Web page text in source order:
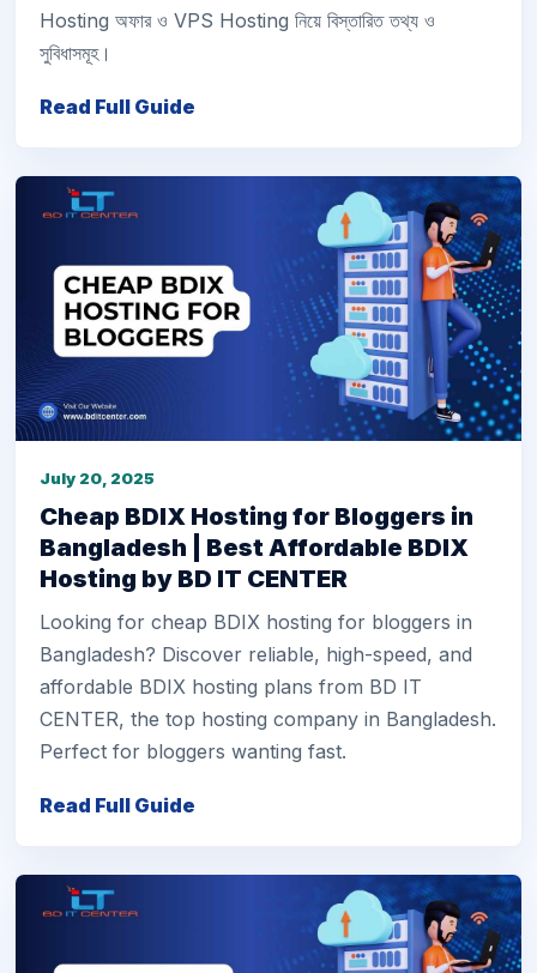
Hosting অফার ও VPS Hosting নিয়ে বিস্তারিত তথ্য ও
সুবিধাসমূহ।
Read Full Guide
July 20, 2025
Cheap BDIX Hosting for Bloggers in
Bangladesh | Best Affordable BDIX
Hosting by BD IT CENTER
Looking for cheap BDIX hosting for bloggers in
Bangladesh? Discover reliable, high-speed, and
affordable BDIX hosting plans from BD IT
CENTER, the top hosting company in Bangladesh.
Perfect for bloggers wanting fast.
Read Full Guide